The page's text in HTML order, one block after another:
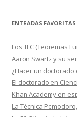
ENTRADAS FAVORITAS
Los TFC (Teoremas
Aaron Swartz y su
¿Hacer un doctorado
El doctorado en
Khan Academy en
La Técnica